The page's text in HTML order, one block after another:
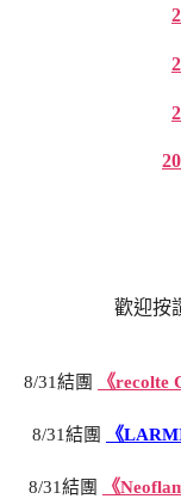
歡迎按
8/31結團
《recolte
8/31結團
《
8/31結團
《